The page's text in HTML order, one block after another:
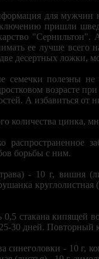
для мужчин
пришли
"Сернильтон".
ее лучше всего
десертных ложки,
семечки полезны не
возрасте
А избавиться
количества цинка,
борьбы с ним.
- 10 г, вишня
круглолистная
0,5 стакана кипящей
30 дней. Повторный
синеголовки - 10 г,